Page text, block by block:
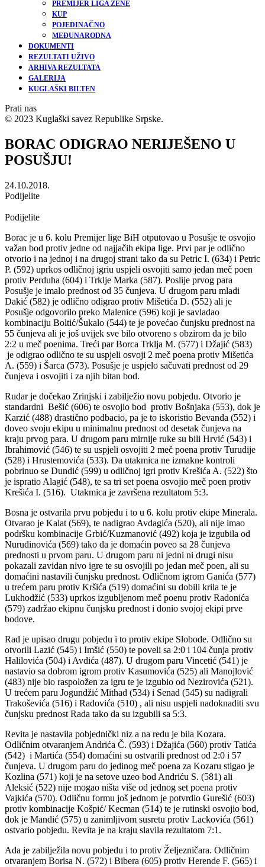
PREMIJER LIGA ŽENE
KUP
POJEDINAČNO
MEĐUNARODNA
DOKUMENTI
REZULTATI UŽIVO
ARHIVA REZULTATA
GALERIJA
KUGLAŠKI BILTEN
Prati nas
© 2023 Kuglaški savez Republike Srpske.
BORAC ODIGRAO NERIJEŠENO U
POSUŠJU!
24.10.2018.
Podijelite
Podijelite
Borac je u 6. kolu Premijer lige BiH otputovao u Posušje te osvojio
važan bod protiv jedne od najjačih ekipa lige. Prvi par je odlično
otvorio i na jednoj i na drugoj strani tako da su Petric I. (634) i Petric
P. (592) uprkos odličnoj igriu uspjeli osvojiti samo jedan meč poen
protiv Perduha (604) i Trklje Marka (587). Poslije prvog para
Posušje je imalo prednost od 35 čunjeva. U drugom paru mladi
Dakić (582) je odlično odigrao protiv Mišetića D. (552) ali je
Posušje odgovorilo preko Malenice (596) koji je savladao
kombinaciju Boltić/Šukalo (544) te je povećao čunjsku prednost na
55 čunjeva ali je još uvijek sve bilo otvoreno s obzirom da je bilo
2:2 u meč poenima. Treći par Borca Trklja M. (577) i Džajić (583)
je odigrao odlično te su uspjeli osvoji 2 meč poena protiv Mišetića
A. (559) i Šarca (573). Posušje je uspjelo sačuvati prednost od 29
čunjeva i osvojiti i za njih bitan bod.
Rudar je dočekao Zrinjski i zabilježio novu pobjedu. Otvorio je
standardni Bešić (606) te osvojio bod protiv Bošnjaka (553), dok je
Karzić (488) drastično podbacio, pa je to iskoristio Bevanda (552) i
doveo svoju ekipu u minimalnu prednost od desetak čunjeva na
kraju prvog para. U drugom paru mirnije ruke su bili Hrvić (543) i
Ibrahimović (546) te su uspjeli osvojiti 2 meč poena protiv Turudije
(528) i Hrustemovića (533). Da utakmica ne izmakne kontroli
pobrinuo se Dundić (599) u odličnoj igri protiv Krešića A. (522) što
je ispratio Alagić (548), te sa tri set poena osvojio meč poen protiv
Krešića I. (516). Utakmica je završena rezultatom 5:3.
Bosna je ostvarila prvu pobjedu i to u 6. kolu protiv ekipe Minerala.
Otvarao je Kalat (569), te nadigrao Avdagića (520), ali nije imao
podršku kombinacije Grbić/Kuzmanović (492) koja je izgubila od
Nurudinovića (569) tako da je domaćin poveo sa 28 čunjeva
prednosti u prvom paru. U drugom paru ni jedni ni drugi nisu
pokazali zavidan nivo igre te su osvojili po jedan meč poen, ali su
domaćini nastavili čunjsku prednost. Odličnom igrom Ganića (577)
u trećem paru protiv Kršića (519) domaćini su dobili krila te je
Lukhodžić (533) uprkos izgubljenom meč poenu protiv Radonića
(579) zadržao ekipnu čunjsku prednost i donio svojoj ekipi prve
bodove.
Rad je upisao drugu pobjedu i to protiv ekipe Slobode. Odlično su
otvorili Lazić (545) i Imšić (550) te poveli sa 2:0 i 104 čunja protiv
Halilovića (504) i Avdića (487). U drugom paru Vincetić (541) je
nastavio sa dobrom igrom protiv Kasumovića (525) ali Manojlović
(483) nije bio raspoložen za igru te je izgubio od Nezirovića (521).
U trećem paru Jogundžić Mithad (534) i Senad (545) su nadigrali
Trakoševića (516) i Radovića (510) , ali nisu uspjeli nadoknaditi svu
čunjsku prednost Rada tako da su izgubili sa 5:3.
Revita je nastavila pobjednički niz a na redu je bila Kozara.
Odličnim otvaranjem Andrića Č. (593) i Džajića (560) protiv Tatića
(542) i Martića (554) domaćini su ostvarili prednost od 2:0 i 57
čunjeva. U drugom paru do jedinog meč poena za Kozaru stigao je
Kozlina (571) koji je na setove uzeo bod Andriću S. (581) ali
Aleksić (522) nije mogao ništa više od jednog set poena protiv
Vajkića (570). Odličnu formu još jednom je potvrdio Gurešić (603)
protiv kombinacije Košpić/ Kecman (514) te je rutinski osvojio bod,
dok je Mandić (575) u zanimljivom susretu protiv Lackovića (561)
ostvario pobjedu. Revita je na kraju slavila rezultatom 7:1.
Ada je zabilježila novu pobjedu i to protiv Željezničara. Odličnim
otvaranjem Borisa N. (572) i Bibera (605) protiv Herende F. (565) i